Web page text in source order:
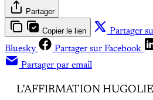
Partager
Copier le lien Partager
Bluesky
Partager sur Facebook
Partager par email
L’AFFIRMATION